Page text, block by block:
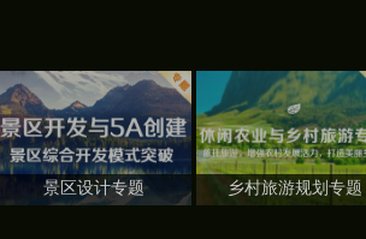
景区设计专题 乡村旅游规划专题